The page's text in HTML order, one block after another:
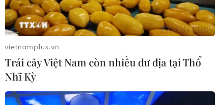
vietnamplus.vn
Trái cây Việt Nam còn nhiều dư địa tại Thổ
Nhĩ Kỳ